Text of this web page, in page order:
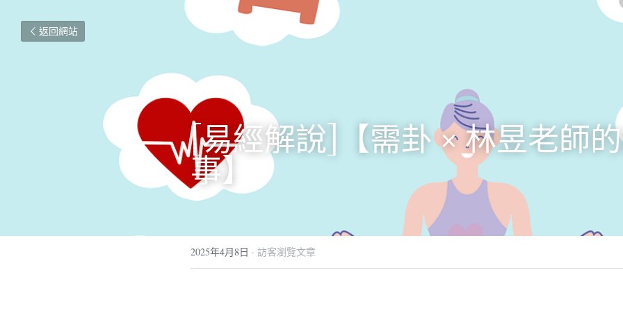
返回網站
[易經解說]【需卦 × 林昱老師
事】
2025年4月8日 · 訪客瀏覽文章